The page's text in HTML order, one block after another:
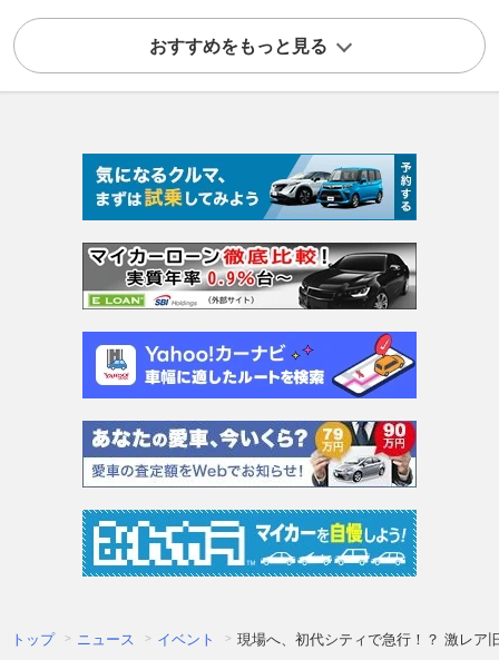
おすすめをもっと見る
トップ ニュース イベント 現場へ、初代シティで急行！？ 激レア